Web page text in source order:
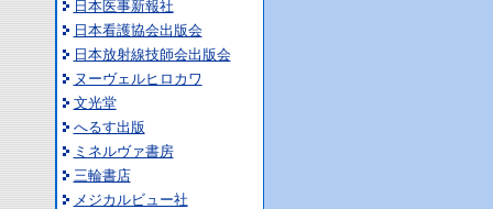
日本医事新報社
日本看護協会出版会
日本放射線技師会出版会
ヌーヴェルヒロカワ
文光堂
へるす出版
ミネルヴァ書房
三輪書店
メジカルビュー社